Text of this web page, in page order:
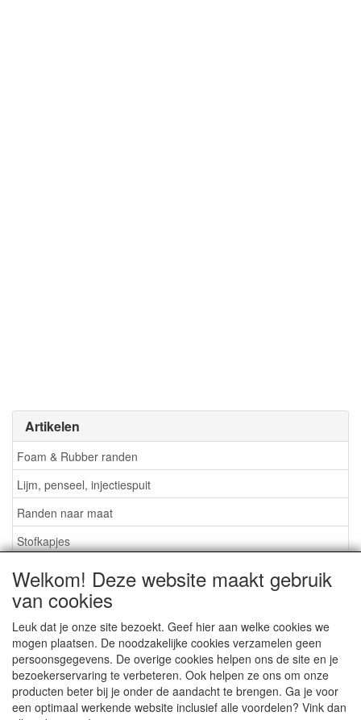
Artikelen
Foam & Rubber randen
Lijm, penseel, injectiespuit
Randen naar maat
Stofkapjes
Informatie
Foam of rubber randen?
Belangrijk bij bestellen
Nieuws
Welkom! Deze website maakt gebruik
van cookies
Leuk dat je onze site bezoekt. Geef hier aan welke cookies we
mogen plaatsen. De noodzakelijke cookies verzamelen geen
persoonsgegevens. De overige cookies helpen ons de site en je
bezoekerservaring te verbeteren. Ook helpen ze ons om onze
producten beter bij je onder de aandacht te brengen. Ga je voor
een optimaal werkende website inclusief alle voordelen? Vink dan